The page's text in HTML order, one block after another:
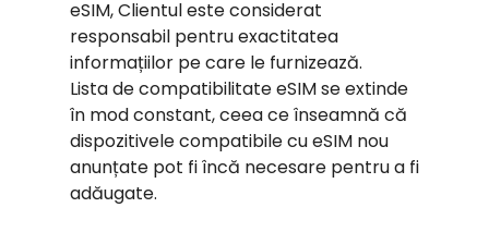
eSIM, Clientul este considerat
responsabil pentru exactitatea
informațiilor pe care le furnizează.
Lista de compatibilitate eSIM se extinde
în mod constant, ceea ce înseamnă că
dispozitivele compatibile cu eSIM nou
anunțate pot fi încă necesare pentru a fi
adăugate.